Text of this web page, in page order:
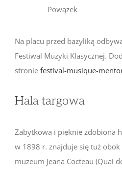
Powązek
Na placu przed bazyliką
Festiwal Muzyki Klasycznej.
stronie festival-musique-
Hala targowa
Zabytkowa i pięknie zdobiona
w 1898 r. znajduje się tuż obok
muzeum Jeana Cocteau (Quai